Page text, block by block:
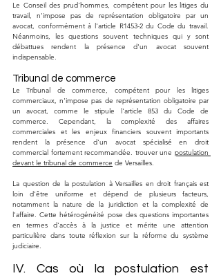
Le Conseil des prud'hommes, compétent pour les litiges du
travail, n'impose pas de représentation obligatoire par un
avocat, conformément à l'article R1453-2 du Code du travail.
Néanmoins, les questions souvent techniques qui y sont
débattues rendent la présence d'un avocat souvent
indispensable.
Tribunal de commerce
Le Tribunal de commerce, compétent pour les litiges
commerciaux, n'impose pas de représentation obligatoire par
un avocat, comme le stipule l'article 853 du Code de
commerce. Cependant, la complexité des affaires
commerciales et les enjeux financiers souvent importants
rendent la présence d'un avocat spécialisé en droit
commercial fortement recommandée. trouver une postulation
devant le tribunal de commerce de Versailles.
La question de la postulation à Versailles en droit français est
loin d'être uniforme et dépend de plusieurs facteurs,
notamment la nature de la juridiction et la complexité de
l'affaire. Cette hétérogénéité pose des questions importantes
en termes d'accès à la justice et mérite une attention
particulière dans toute réflexion sur la réforme du système
judiciaire.
IV. Cas où la postulation est